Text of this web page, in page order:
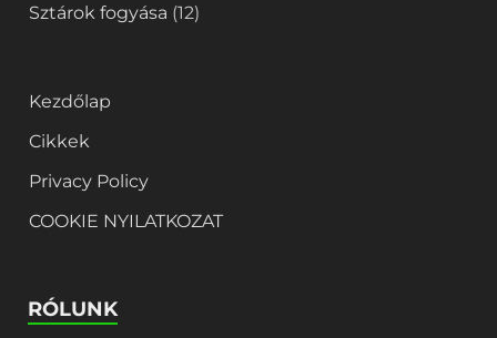
Sztárok fogyása (12)
Kezdőlap
Cikkek
Privacy Policy
COOKIE NYILATKOZAT
RÓLUNK